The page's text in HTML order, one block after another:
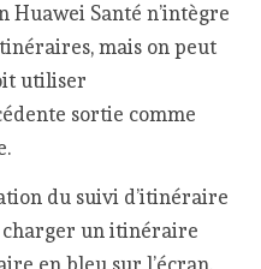
Huawei Santé n’intègre
mais on peut
utiliser
sortie comme
du suivi d’itinéraire
charger un itinéraire